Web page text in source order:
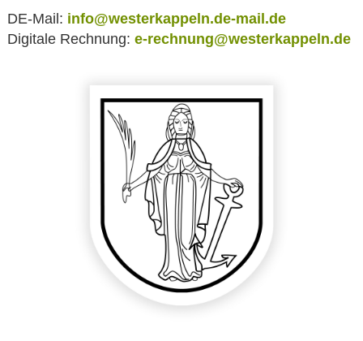
DE-Mail: info@westerkappeln.de-mail.de
Digitale Rechnung: e-rechnung@westerkappeln.de